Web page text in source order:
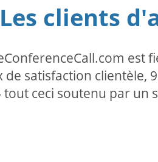
Les clients
satisfaction clientèle,
ceci soutenu par un